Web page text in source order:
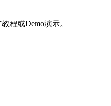
程或Demo演示。